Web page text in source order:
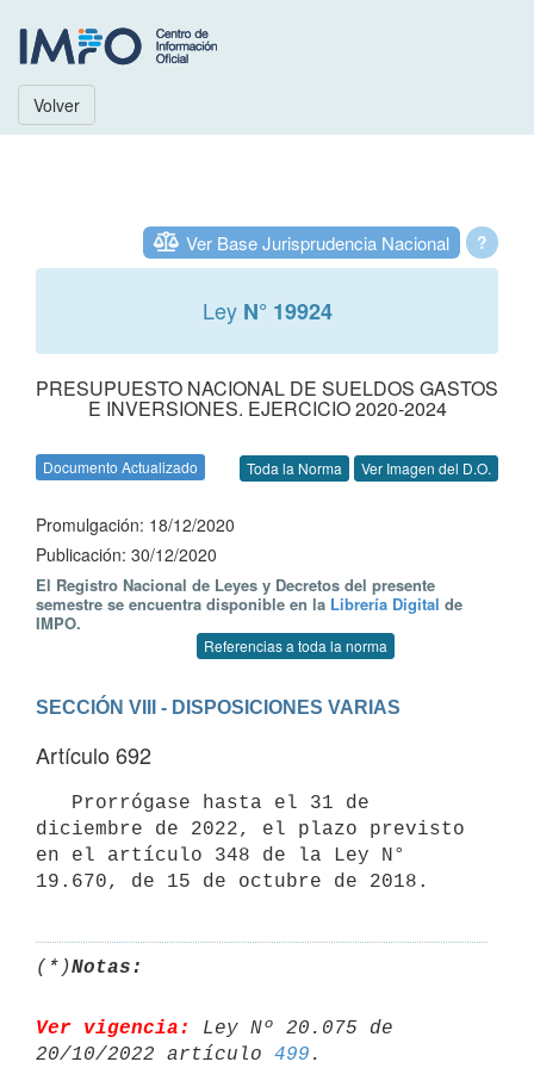
Volver
?
Ver Base Jurisprudencia Nacional
Ley N° 19924
PRESUPUESTO NACIONAL DE SUELDOS GASTOS
E INVERSIONES. EJERCICIO 2020-2024
Documento Actualizado Toda la Norma Ver Imagen del D.O.
Promulgación: 18/12/2020
Publicación: 30/12/2020
El Registro Nacional de Leyes y Decretos del presente
semestre se encuentra disponible en la Librería Digital de
IMPO.
Referencias a toda la norma
SECCIÓN VIII - DISPOSICIONES VARIAS
Artículo 692
diciembre de 2022, el plazo previsto
en el artículo 348 de la Ley N°
(*)Notas:
Ver vigencia:
Ley Nº 20.075 de
20/10/2022 artículo 499